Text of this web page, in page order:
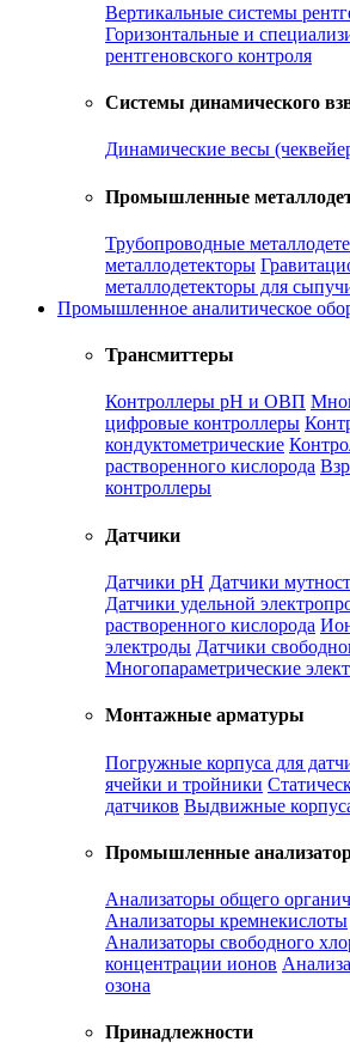
Вертикальные системы
Горизонтальные и
рентгеновского контроля
Системы динамического
Динамические весы
Промышленные
Трубопроводные
металлодетекторы
металлодетекторы для
Промышленное аналитическое
Трансмиттеры
Контроллеры рН и ОВП
цифровые контроллеры
кондуктометрические
растворенного кислорода
контроллеры
Датчики
Датчики рН Датчики
Датчики удельной
растворенного кислорода
электроды Датчики
Многопараметрические
Монтажные арматуры
Погружные корпуса для
ячейки и тройники
датчиков Выдвижные
Промышленные
Анализаторы общего
Анализаторы кремнекислоты
Анализаторы свободного
концентрации ионов
озона
Принадлежности